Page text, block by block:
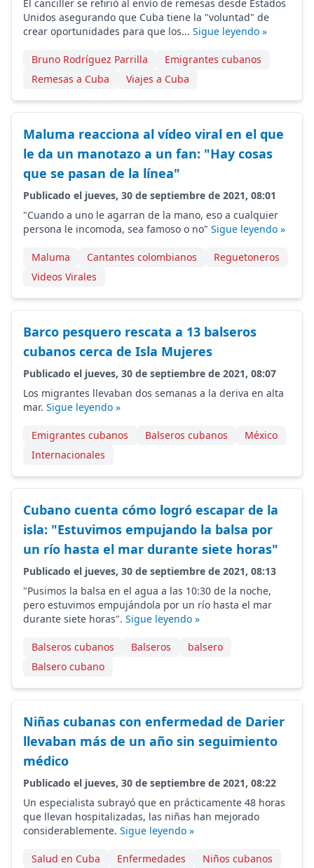
El canciller se refirió al envío de remesas desde Estados
Unidos asegurando que Cuba tiene la "voluntad" de
crear oportunidades para que los... Sigue leyendo »
Bruno Rodríguez Parrilla
Emigrantes cubanos
Remesas a Cuba
Viajes a Cuba
Maluma reacciona al vídeo viral en el que
le da un manotazo a un fan: "Hay cosas
que se pasan de la línea"
Publicado el jueves, 30 de septiembre de 2021, 08:01
"Cuando a uno le agarran de la mano, eso a cualquier
persona le incomoda, sea famoso o no" Sigue leyendo »
Maluma Cantantes colombianos
Reguetoneros
Videos Virales
Barco pesquero rescata a 13 balseros
cubanos cerca de Isla Mujeres
Publicado el jueves, 30 de septiembre de 2021, 08:07
Los migrantes llevaban dos semanas a la deriva en alta
mar. Sigue leyendo »
Emigrantes cubanos Balseros cubanos
México
Internacionales
Cubano cuenta cómo logró escapar de la
isla: "Estuvimos empujando la balsa por
un río hasta el mar durante siete horas"
Publicado el jueves, 30 de septiembre de 2021, 08:13
"Pusimos la balsa en el agua a las 10:30 de la noche,
pero estuvimos empujándola por un río hasta el mar
durante siete horas". Sigue leyendo »
Balseros cubanos Balseros
balsero
Balsero cubano
Niñas cubanas con enfermedad de Darier
llevaban más de un año sin seguimiento
médico
Publicado el jueves, 30 de septiembre de 2021, 08:22
Un especialista subrayó que en prácticamente 48 horas
que llevan hospitalizadas, las niñas han mejorado
considerablemente. Sigue leyendo »
Salud en Cuba Enfermedades
Niños cubanos